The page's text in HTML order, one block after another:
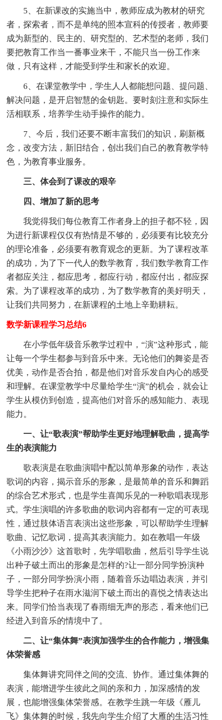
5、在新课改的实施当中，教师应成为教材的研究
者，探索者，而不是单纯的照本宣科的传授者，教师要
成为新型的、民主的、研究型的、艺术型的老师，我们
要把教育工作当一番事业来干，不能只当一份工作来
做，只有这样，才能受到学生和家长的欢迎。
6、在课堂教学中，学生人人都能想问题、提问题、
解决问题，是开启智慧的金钥匙。要时刻注意和实际生
活相联系，培养学生动手操作的能力。
7、今后，我们还要不断丰富我们的知识，刷新概
念，改变方法，新旧结合，创出我们自己的教育教学特
色，为教育事业服务。
三、体会到了课改的艰辛
四、增加了新的思考
我觉得我们每位教育工作者身上的担子都不轻，因
为进行新课程仅仅有热情是不够的，必须要有比较充分
的理论准备，必须要有教育观念的更新。为了课程改革
的成功，为了下一代人的数学教育，我们数学教育工作
者都应关注，都应思考，都应行动，都应付出，都应探
索。为了课程改革的成功，为了数学教育的美好明天，
让我们共同努力，在新课程的土地上辛勤耕耘。
数学新课程学习总结6
在小学低年级音乐教学过程中，“演”这种形式，能
让每一个学生都参与到音乐中来。无论他们的舞姿是否
优美，动作是否合拍，都是他们对音乐发自内心的感受
和理解。在课堂教学中尽量给学生“演”的机会，就会让
学生从模仿到创造，提高他们对音乐的感知能力、表现
能力。
一、让“歌表演”帮助学生更好地理解歌曲，提高学
生的表演能力
歌表演是在歌曲演唱中配以简单形象的动作，表达
歌词的内容，揭示音乐的形象，是最简单的音乐和舞蹈
的综合艺术形式，也是学生喜闻乐见的一种歌唱表现形
式。学生演唱的许多歌曲的歌词内容都有一定的可表现
性，通过肢体语言表演出这些形象，可以帮助学生理解
歌曲、记忆歌词，提高其表演能力。如在教唱一年级
《小雨沙沙》这首歌时，先学唱歌曲，然后引导学生说
出种子破土而出的形象是怎样的?让一部分同学扮演种
子，一部分同学扮演小雨，随着音乐边唱边表演，并引
导学生把种子在雨水滋润下破土而出的喜悦之情表达出
来。同学们恰当表现了春雨细无声的形态，看来他们已
经进入到音乐的情境中了。
二、让“集体舞”表演加强学生的合作能力，增强集
体荣誉感
集体舞讲究同伴之间的交流、协作。通过集体舞的
表演，能增进学生彼此之间的亲和力，加深感情的发
展，也能增强集体荣誉感。在教学生跳一年级《雁儿
飞》集体舞的时候，我先向学生介绍了大雁的生活习性